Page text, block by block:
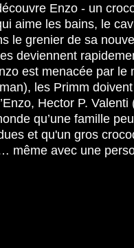
Enzo - un
aime les bains, le
le grenier de sa
deviennent
est menacée par le
les Primm
Hector P. Valenti
qu’une famille
et qu'un gros
même avec une